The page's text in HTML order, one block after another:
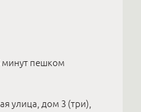
минут пешком
улица, дом 3 (три),